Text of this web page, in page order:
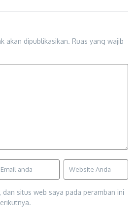
akan dipublikasikan. Ruas yang wajib
dan situs web saya pada peramban ini